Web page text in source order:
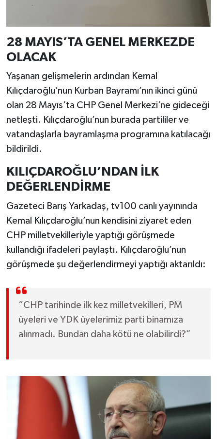
28 MAYIS’TA GENEL MERKEZDE
OLACAK
Yaşanan gelişmelerin ardından Kemal
Kılıçdaroğlu’nun Kurban Bayramı’nın ikinci günü
olan 28 Mayıs’ta CHP Genel Merkezi’ne gideceği
netleşti. Kılıçdaroğlu’nun burada partililer ve
vatandaşlarla bayramlaşma programına katılacağı
bildirildi.
KILIÇDAROĞLU’NDAN İLK
DEĞERLENDİRME
Gazeteci Barış Yarkadaş, tv100 canlı yayınında
Kemal Kılıçdaroğlu’nun kendisini ziyaret eden
CHP milletvekilleriyle yaptığı görüşmede
kullandığı ifadeleri paylaştı. Kılıçdaroğlu’nun
görüşmede şu değerlendirmeyi yaptığı aktarıldı:
“CHP tarihinde ilk kez milletvekilleri, PM
üyeleri ve YDK üyelerimiz parti binamıza
alınmadı. Bundan daha kötü ne olabilirdi?”